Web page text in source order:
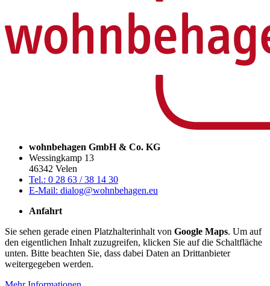
wohnbehagen GmbH & Co. KG
Wessingkamp 13
46342 Velen
Tel.: 0 28 63 / 38 14 30
E-Mail: dialog@wohnbehagen.eu
Anfahrt
Sie sehen gerade einen Platzhalterinhalt von Google Maps. Um auf
den eigentlichen Inhalt zuzugreifen, klicken Sie auf die Schaltfläche
unten. Bitte beachten Sie, dass dabei Daten an Drittanbieter
weitergegeben werden.